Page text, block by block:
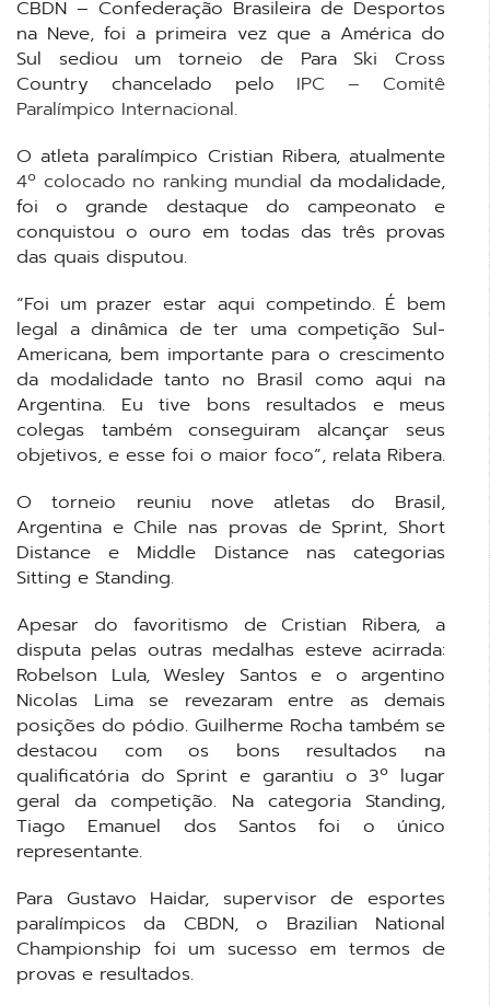
CBDN – Confederação Brasileira de Desportos
na Neve, foi a primeira vez que a América do
Sul sediou um torneio de Para Ski Cross
Country chancelado pelo IPC – Comitê
Paralímpico Internacional.
O atleta paralímpico Cristian Ribera, atualmente
4º colocado no ranking mundial da modalidade,
foi o grande destaque do campeonato e
conquistou o ouro em todas das três provas
das quais disputou.
“Foi um prazer estar aqui competindo. É bem
legal a dinâmica de ter uma competição Sul-
Americana, bem importante para o crescimento
da modalidade tanto no Brasil como aqui na
Argentina. Eu tive bons resultados e meus
colegas também conseguiram alcançar seus
objetivos, e esse foi o maior foco”, relata Ribera.
O torneio reuniu nove atletas do Brasil,
Argentina e Chile nas provas de Sprint, Short
Distance e Middle Distance nas categorias
Sitting e Standing.
Apesar do favoritismo de Cristian Ribera, a
disputa pelas outras medalhas esteve acirrada:
Robelson Lula, Wesley Santos e o argentino
Nicolas Lima se revezaram entre as demais
posições do pódio. Guilherme Rocha também se
destacou com os bons resultados na
qualificatória do Sprint e garantiu o 3º lugar
geral da competição. Na categoria Standing,
Tiago Emanuel dos Santos foi o único
representante.
Para Gustavo Haidar, supervisor de esportes
paralímpicos da CBDN, o Brazilian National
Championship foi um sucesso em termos de
provas e resultados.